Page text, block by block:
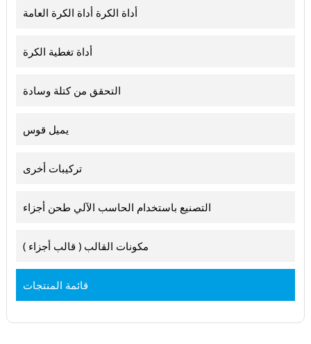
أداة الكرة أداة الكرة العامة
أداة تغطية الكرة
التحقق من كتلة وسادة
يميل قوس
تركيبات أخرى
التصنيع باستخدام الحاسب الآلي طحن أجزاء
مكونات القالب ( قالب أجزاء )
قائمة المنتجات